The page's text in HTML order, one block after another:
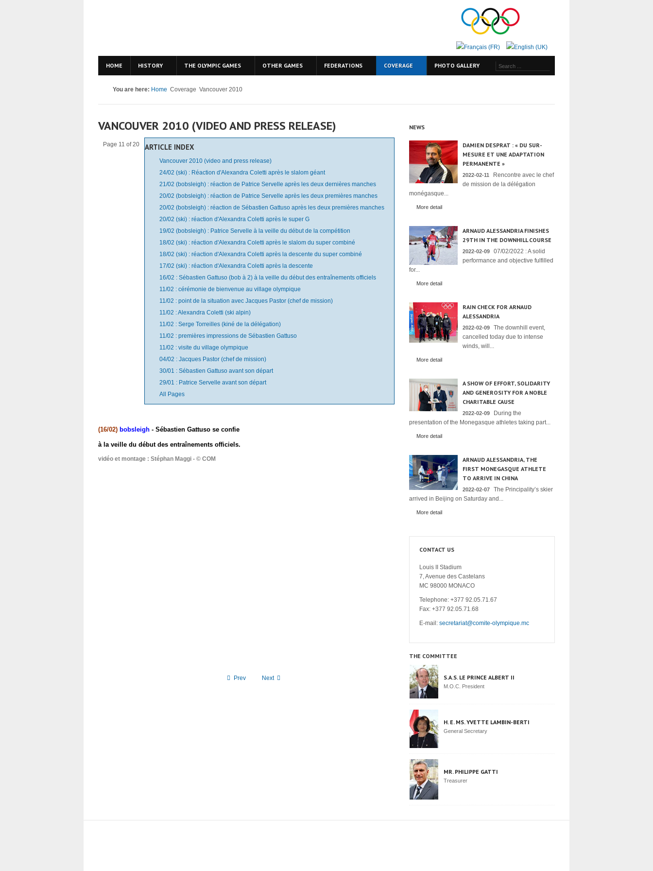
HOME HISTORY THE OLYMPIC GAMES OTHER GAMES FEDERATIONS COVERAGE PHOTO GALLERY
You are here: Home Coverage Vancouver 2010
VANCOUVER 2010 (VIDEO AND PRESS RELEASE)
ARTICLE INDEX
Vancouver 2010 (video and press release)
24/02 (ski) : Réaction d'Alexandra Coletti après le slalom géant
21/02 (bobsleigh) : réaction de Patrice Servelle après les deux dernières manches
20/02 (bobsleigh) : réaction de Patrice Servelle après les deux premières manches
20/02 (bobsleigh) : réaction de Sébastien Gattuso après les deux premières manches
20/02 (ski) : réaction d'Alexandra Coletti après le super G
19/02 (bobsleigh) : Patrice Servelle à la veille du début de la compétition
18/02 (ski) : réaction d'Alexandra Coletti après le slalom du super combiné
18/02 (ski) : réaction d'Alexandra Coletti après la descente du super combiné
17/02 (ski) : réaction d'Alexandra Coletti après la descente
16/02 : Sébastien Gattuso (bob à 2) à la veille du début des entraînements officiels
11/02 : cérémonie de bienvenue au village olympique
11/02 : point de la situation avec Jacques Pastor (chef de mission)
11/02 : Alexandra Coletti (ski alpin)
11/02 : Serge Torreilles (kiné de la délégation)
11/02 : premières impressions de Sébastien Gattuso
11/02 : visite du village olympique
04/02 : Jacques Pastor (chef de mission)
30/01 : Sébastien Gattuso avant son départ
29/01 : Patrice Servelle avant son départ
All Pages
Page 11 of 20
(16/02) bobsleigh - Sébastien Gattuso se confie
à la veille du début des entraînements officiels.
vidéo et montage : Stéphan Maggi - © COM
Prev Next
NEWS
DAMIEN DESPRAT : « DU SUR-
MESURE ET UNE ADAPTATION
PERMANENTE »
2022-02-11
Rencontre avec le chef
de mission de la délégation
monégasque...
More detail
ARNAUD ALESSANDRIA FINISHES
29TH IN THE DOWNHILL COURSE
2022-02-09
07/02/2022 : A solid
performance and objective fulfilled
for...
More detail
RAIN CHECK FOR ARNAUD
ALESSANDRIA
2022-02-09
The downhill event,
cancelled today due to intense
winds, will...
More detail
A SHOW OF EFFORT, SOLIDARITY
AND GENEROSITY FOR A NOBLE
CHARITABLE CAUSE
2022-02-09
During the
presentation of the Monegasque athletes taking part...
More detail
ARNAUD ALESSANDRIA, THE
FIRST MONEGASQUE ATHLETE
TO ARRIVE IN CHINA
2022-02-07
The Principality’s skier
arrived in Beijing on Saturday and...
More detail
CONTACT US
Louis II Stadium
7, Avenue des Castelans
MC 98000 MONACO
Telephone: +377 92.05.71.67
Fax: +377 92.05.71.68
E-mail: secretariat@comite-olympique.mc
THE COMMITTEE
S.A.S. LE PRINCE ALBERT II
M.O.C. President
H. E. MS. YVETTE LAMBIN-BERTI
General Secretary
MR. PHILIPPE GATTI
Treasurer